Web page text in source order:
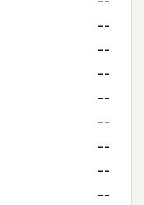
--
--
--
--
--
--
--
--